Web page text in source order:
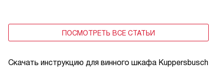
Скачать инструкцию для винного шкафа Kuppersbusch
ПОСМОТРЕТЬ ВСЕ СТАТЬИ